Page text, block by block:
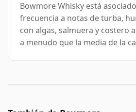
Bowmore Whisky está
frecuencia a notas de turba,
con algas, salmuera y costero
a menudo que la media de la